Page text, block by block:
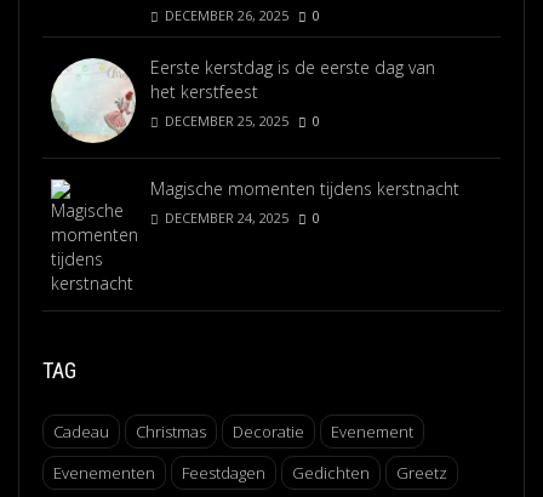
DECEMBER 26, 2025 0
Eerste kerstdag is de eerste dag van
het kerstfeest
DECEMBER 25, 2025 0
Magische momenten tijdens kerstnacht
DECEMBER 24, 2025 0
TAG
Cadeau Christmas Decoratie
Evenement
Evenementen
Feestdagen Gedichten Greetz